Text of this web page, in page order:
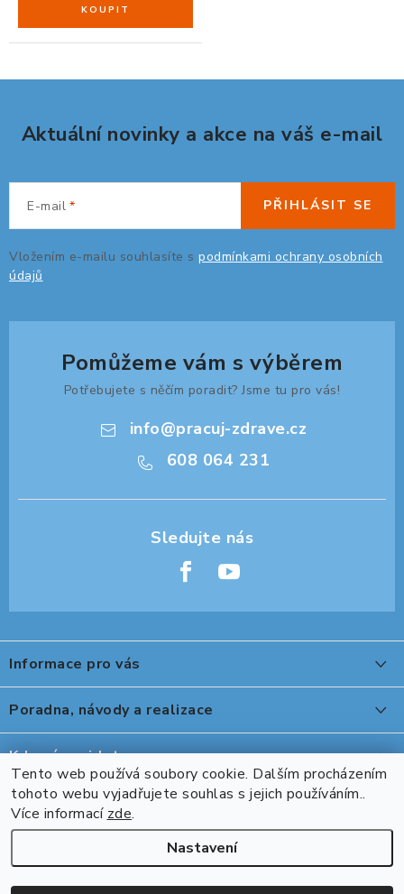
Tento web používá soubory cookie. Dalším procházením
tohoto webu vyjadřujete souhlas s jejich používáním..
Více informací zde.
Nastavení
Aktuální novinky a akce na váš e-mail
E-mail
Vložením e-mailu souhlasíte s podmínkami ochrany osobních
údajů
PŘIHLÁSIT SE
Pomůžeme vám s výběrem
Potřebujete s něčím poradit? Jsme tu pro vás!
info@pracuj-zdrave.cz
608 064 231
á
p
a
í
Informace pro vás
Reklamace, výměna a vrácení
Showroom
Naše realizace, inspirace a návody
Kontakty
Poradna, návody a realizace
Peter Legwood tepelná úprava obuvi
Ovládání stolu DeskTherapy řady D při použití ovladače s
Bluetooth DPG1C
Kooki II robustní rohový stůl
Kde nás najdete
Přijímáme online platby